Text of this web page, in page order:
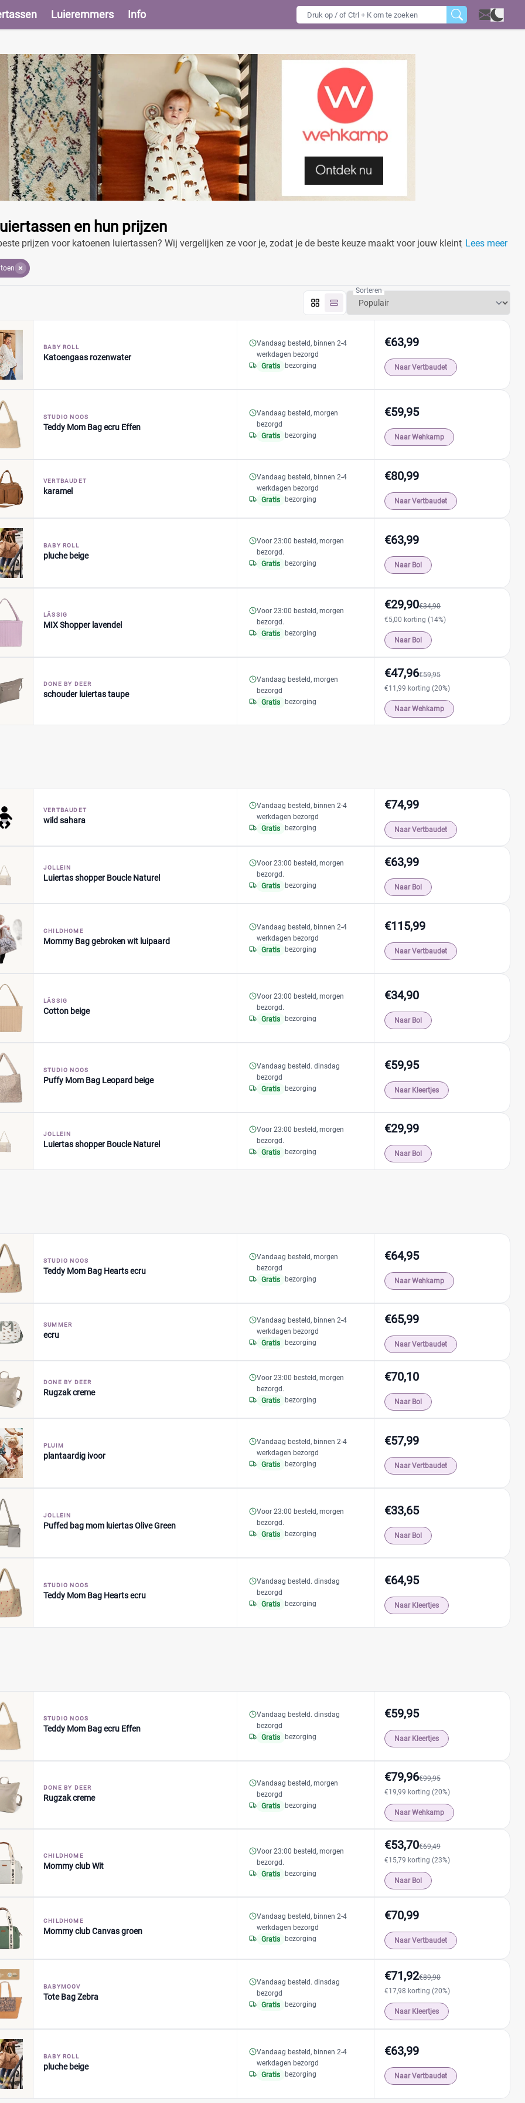
Luieremmers Info
en hun prijzen
prijzen voor katoenen luiertassen? Wij vergelijken ze voor je, zodat je de beste keuze maakt voor jouw kleintje!Lees meer
Sorteren
BABY ROLL
Katoengaas rozenwater
Vandaag besteld, binnen 2-4
werkdagen bezorgd
Gratis bezorging
€63,99
Naar Vertbaudet
STUDIO NOOS
Teddy Mom Bag ecru Effen
Vandaag besteld, morgen
bezorgd
Gratis bezorging
€59,95
Naar Wehkamp
VERTBAUDET
karamel
Vandaag besteld, binnen 2-4
werkdagen bezorgd
Gratis bezorging
€80,99
Naar Vertbaudet
BABY ROLL
pluche beige
Voor 23:00 besteld, morgen
bezorgd.
Gratis
bezorging
€63,99
Naar Bol
LÄSSIG
MIX Shopper lavendel
Voor 23:00 besteld, morgen
bezorgd.
Gratis bezorging
€29,90€34,90
€5,00 korting (14%)
Naar Bol
DONE BY DEER
schouder luiertas taupe
Vandaag besteld, morgen
bezorgd
Gratis
bezorging
€47,96€59,95
€11,99 korting (20%)
Naar Wehkamp
VERTBAUDET
wild sahara
Vandaag besteld, binnen 2-4
werkdagen bezorgd
Gratis
bezorging
€74,99
Naar Vertbaudet
JOLLEIN
Luiertas shopper Boucle Naturel
Voor 23:00 besteld, morgen
bezorgd.
Gratis
bezorging
€63,99
Naar Bol
CHILDHOME
Mommy Bag gebroken wit luipaard
Vandaag besteld, binnen 2-4
werkdagen bezorgd
Gratis bezorging
€115,99
Naar Vertbaudet
LÄSSIG
Cotton beige
Voor 23:00 besteld, morgen
bezorgd.
Gratis
bezorging
€34,90
Naar Bol
STUDIO NOOS
Puffy Mom Bag Leopard beige
Vandaag besteld. dinsdag
bezorgd
Gratis
bezorging
€59,95
Naar Kleertjes
JOLLEIN
Luiertas shopper Boucle Naturel
Voor 23:00 besteld, morgen
bezorgd.
Gratis
bezorging
€29,99
Naar Bol
STUDIO NOOS
Teddy Mom Bag Hearts ecru
Vandaag besteld, morgen
bezorgd
Gratis
bezorging
€64,95
Naar Wehkamp
SUMMER
ecru
Vandaag besteld, binnen 2-4
werkdagen bezorgd
Gratis
bezorging
€65,99
Naar Vertbaudet
DONE BY DEER
Rugzak creme
Voor 23:00 besteld, morgen
bezorgd.
Gratis
bezorging
€70,10
Naar Bol
PLUIM
plantaardig ivoor
Vandaag besteld, binnen 2-4
werkdagen bezorgd
Gratis
bezorging
€57,99
Naar Vertbaudet
JOLLEIN
Puffed bag mom luiertas Olive Green
Voor 23:00 besteld, morgen
bezorgd.
Gratis
bezorging
€33,65
Naar Bol
STUDIO NOOS
Teddy Mom Bag Hearts ecru
Vandaag besteld. dinsdag
bezorgd
Gratis
bezorging
€64,95
Naar Kleertjes
STUDIO NOOS
Teddy Mom Bag ecru Effen
Vandaag besteld. dinsdag
bezorgd
Gratis
bezorging
€59,95
Naar Kleertjes
DONE BY DEER
Rugzak creme
Vandaag besteld, morgen
bezorgd
Gratis
bezorging
€79,96€99,95
€19,99 korting (20%)
Naar Wehkamp
CHILDHOME
Mommy club Wit
Voor 23:00 besteld, morgen
bezorgd.
Gratis
bezorging
€53,70€69,49
€15,79 korting (23%)
Naar Bol
CHILDHOME
Mommy club Canvas groen
Vandaag besteld, binnen 2-4
werkdagen bezorgd
Gratis
bezorging
€70,99
Naar Vertbaudet
BABYMOOV
Tote Bag Zebra
Vandaag besteld. dinsdag
bezorgd
Gratis
bezorging
€71,92€89,90
€17,98 korting (20%)
Naar Kleertjes
BABY ROLL
pluche beige
Vandaag besteld, binnen 2-4
werkdagen bezorgd
Gratis
bezorging
€63,99
Naar Vertbaudet